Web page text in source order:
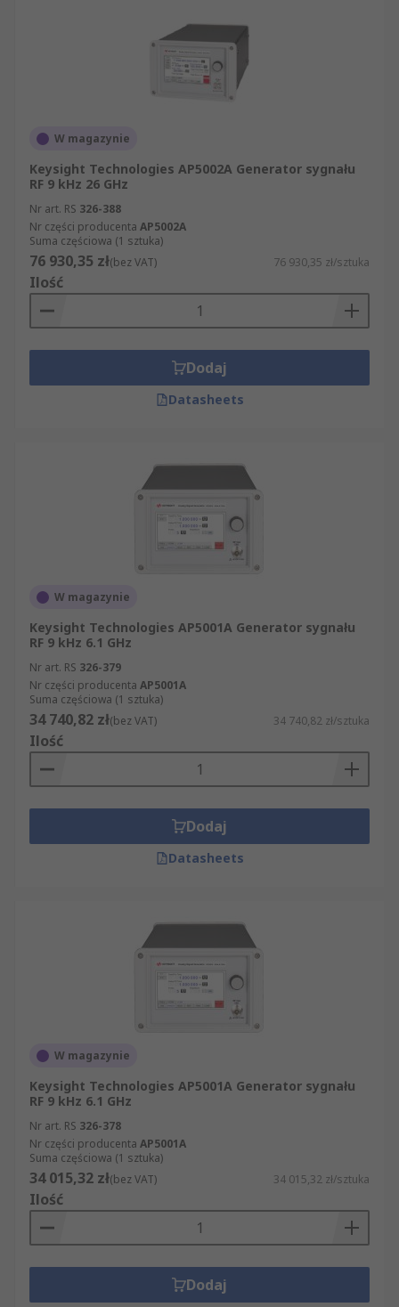
W magazynie
Keysight Technologies AP5002A Generator sygnału
RF 9 kHz 26 GHz
Nr art. RS 326-388
Nr części producenta AP5002A
Suma częściowa (1 sztuka)
76 930,35 zł(bez VAT) 76 930,35 zł/sztuka
Ilość
Dodaj
Datasheets
W magazynie
Keysight Technologies AP5001A Generator sygnału
RF 9 kHz 6.1 GHz
Nr art. RS 326-379
Nr części producenta AP5001A
Suma częściowa (1 sztuka)
34 740,82 zł(bez VAT) 34 740,82 zł/sztuka
Ilość
Dodaj
Datasheets
W magazynie
Keysight Technologies AP5001A Generator sygnału
RF 9 kHz 6.1 GHz
Nr art. RS 326-378
Nr części producenta AP5001A
Suma częściowa (1 sztuka)
34 015,32 zł(bez VAT) 34 015,32 zł/sztuka
Ilość
Dodaj